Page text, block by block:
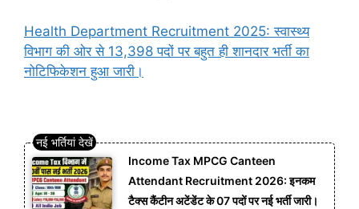
Health Department Recruitment 2025: स्वास्थ्य
विभाग की ओर से 13,398 पदों पर बहुत ही शानदार भर्ती का
नोटिफिकेशन हुआ जारी।
Income Tax MPCG Canteen
Attendant Recruitment 2026: इनकम
टैक्स कैंटीन अटेंडेंट के 07 पदों पर नई भर्ती जारी।